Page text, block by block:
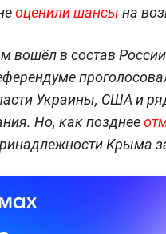
оценили шансы на
в состав России
Украины, США и
Но, как позднее
Крыма